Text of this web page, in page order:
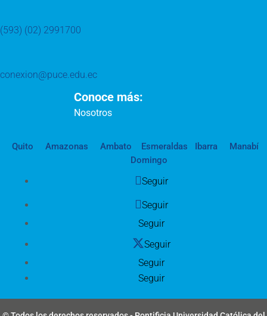
(593) (02) 2991700
conexion@puce.edu.ec
Conoce más:
Nosotros
Quito Amazonas Ambato Esmeraldas Ibarra
Manabí
Domingo
Seguir
Seguir
Seguir
Seguir
Seguir
Seguir